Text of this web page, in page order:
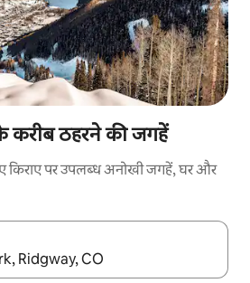
करीब ठहरने की जगहें
किराए पर उपलब्ध अनोखी जगहें, घर और
अप और डाउन 'ऐरो की' का इस्तेमाल करके नेविगेट